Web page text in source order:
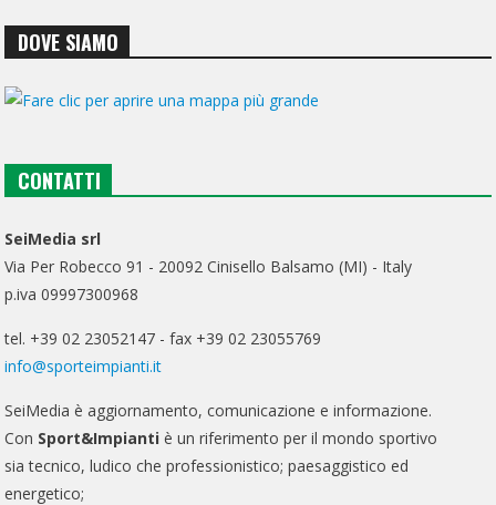
DOVE SIAMO
CONTATTI
SeiMedia srl
Via Per Robecco 91 - 20092 Cinisello Balsamo (MI) - Italy
p.iva 09997300968
tel. +39 02 23052147 - fax +39 02 23055769
info@sporteimpianti.it
SeiMedia è aggiornamento, comunicazione e informazione.
Con Sport&Impianti è un riferimento per il mondo sportivo
sia tecnico, ludico che professionistico; paesaggistico ed
energetico;